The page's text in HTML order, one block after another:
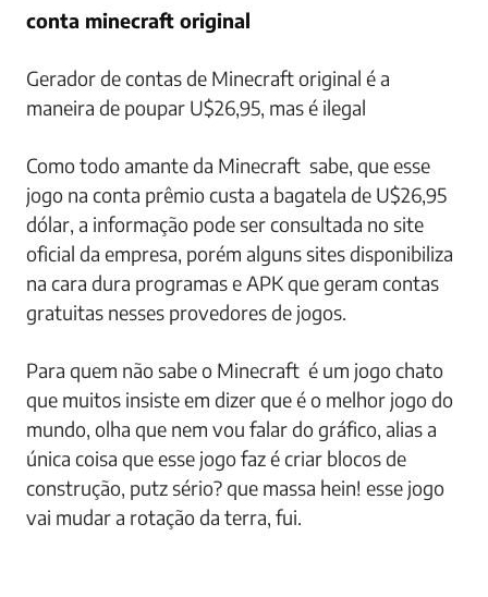
conta minecraft original
Gerador de contas de Minecraft original é a
maneira de poupar U$26,95, mas é ilegal
Como todo amante da Minecraft sabe, que esse
jogo na conta prêmio custa a bagatela de U$26,95
dólar, a informação pode ser consultada no site
oficial da empresa, porém alguns sites disponibiliza
na cara dura programas e APK que geram contas
gratuitas nesses provedores de jogos.
Para quem não sabe o Minecraft é um jogo chato
que muitos insiste em dizer que é o melhor jogo do
mundo, olha que nem vou falar do gráfico, alias a
única coisa que esse jogo faz é criar blocos de
construção, putz sério? que massa hein! esse jogo
vai mudar a rotação da terra, fui.